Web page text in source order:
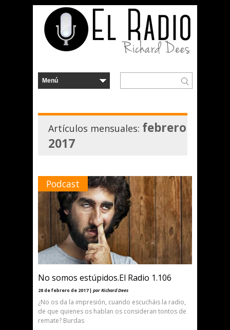
Artículos mensuales: febrero
2017
Podcast
No somos estúpidos.El Radio 1.106
28 de febrero de 2017 | por Richard Dees
¿No os da la impresión, cuando escucháis la radio,
de que quienes os hablan os consideran tontos de
remate? Burdas